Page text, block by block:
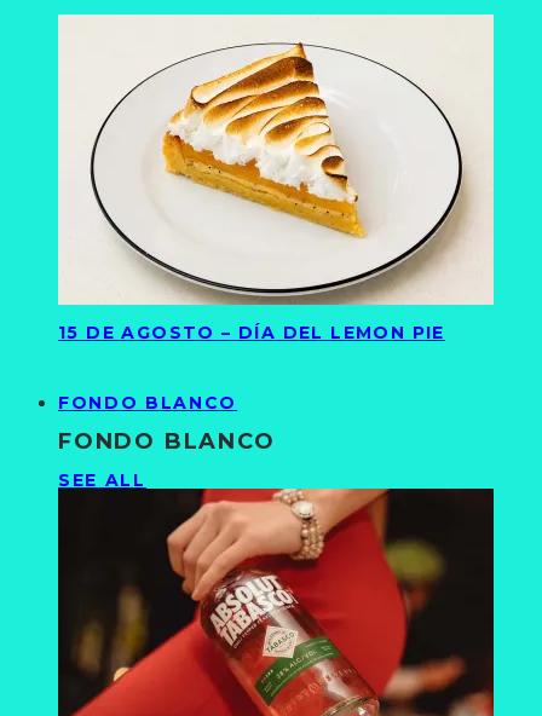
15 DE AGOSTO – DÍA DEL LEMON PIE
FONDO BLANCO
FONDO BLANCO
SEE ALL